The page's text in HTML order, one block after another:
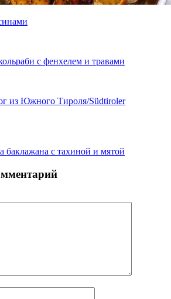
с фенхелем и травами
из Южного Тироля/Südtiroler
баклажана с тахиной и мятой